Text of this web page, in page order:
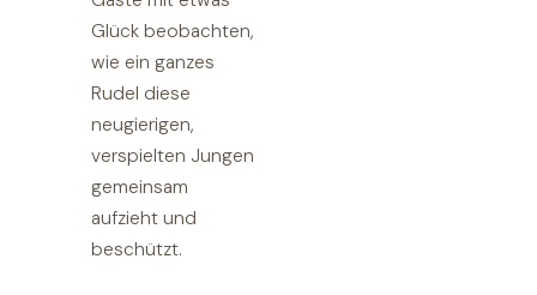
Glück beobachten,
wie ein ganzes
Rudel diese
neugierigen,
verspielten Jungen
gemeinsam
aufzieht und
beschützt.